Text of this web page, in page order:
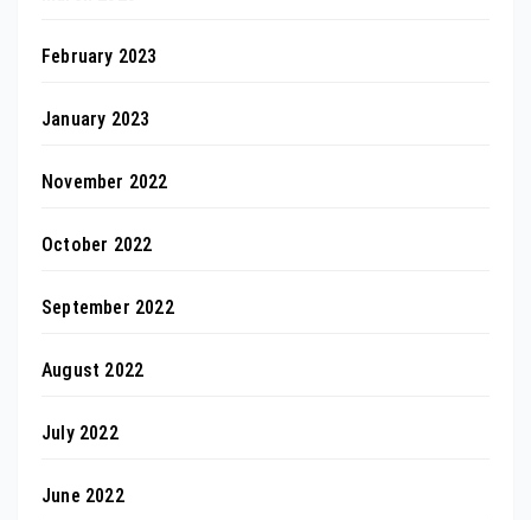
February 2023
January 2023
November 2022
October 2022
September 2022
August 2022
July 2022
June 2022